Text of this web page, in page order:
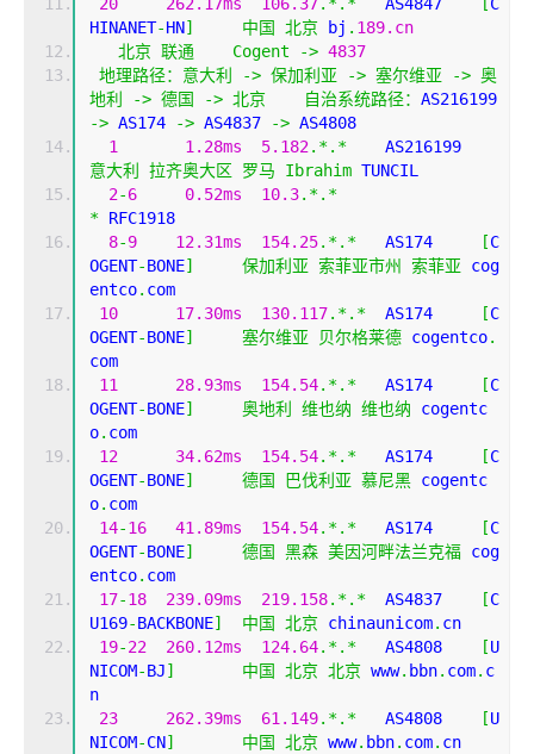
HINANET-HN] 中国 北京 bj . 189.cn
北京 联通 Cogent -> 4837
地理路径：意大利
-> 保加利亚 -> 塞尔维亚 -> 奥
地利
-> 德国 -> 北京 自治系统路径：
-> AS174 -> AS4837 -> AS4808
1
1.28ms 5.182.*.*
意大利
拉齐奥大区 罗马 Ibrahim TUNCIL
2-6 0.52ms 10.3.*.*
* RFC1918
8-9 12.31ms 154.25.*.*
   AS174
[C
OGENT-BONE] 保加利亚 索菲亚市州 索菲亚 cog
entco. com
10
17.30ms 130.117.*.*
  AS174
[C
OGENT-BONE] 塞尔维亚 贝尔格莱德 cogentco.
com
11
28.93ms 154.54.*.*
   AS174
[C
OGENT-BONE] 奥地利 维也纳 维也纳 cogentc
o. com
12
34.62ms 154.54.*.*
   AS174
[C
OGENT-BONE] 德国 巴伐利亚 慕尼黑 cogentc
o. com
14-16 41.89ms 154.54.*.*
   AS174
[C
OGENT-BONE] 德国 黑森 美因河畔法兰克福 cog
entco. com
17-18 239.09ms 219.158.*.*
  AS4837
[C
U169-BACKBONE] 中国 北京 chinaunicom. cn
19-22 260.12ms 124.64.*.*
   AS4808
[U
NICOM-BJ] 中国 北京 北京 www. bbn. com. c
n
23
262.39ms 61.149.*.*
   AS4808
[U
NICOM-CN] 中国 北京 www. bbn. com. cn